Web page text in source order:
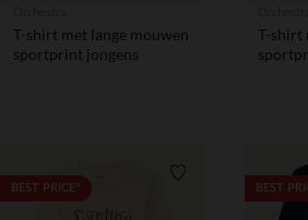
T-shirt met lange mouwen
sportprint jongens
T-shirt
BEST PRICE* Verlanglijstje.
BEST